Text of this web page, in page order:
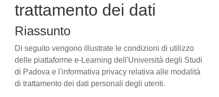
trattamento dei dati
Riassunto
Di seguito vengono illustrate le condizioni di utilizzo
delle piattaforme e-Learning dell'Università degli Studi
di Padova e l'informativa privacy relativa alle modalità
di trattamento dei dati personali degli utenti.